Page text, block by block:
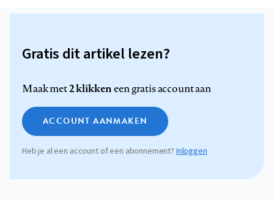
Gratis dit artikel lezen?
Maak met2 klikkeneen gratis account aan
ACCOUNT AANMAKEN
Heb je al een account of een abonnement? Inloggen